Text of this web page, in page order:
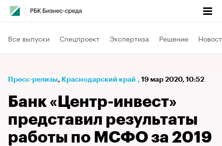
Все выпуски Спецпроект Экспертиза Решение
Пресс-релизы⁠, Краснодарский край , 19 мар 2020, 10:52
Банк «Центр-инвест»
представил результаты
работы по МСФО за 2019